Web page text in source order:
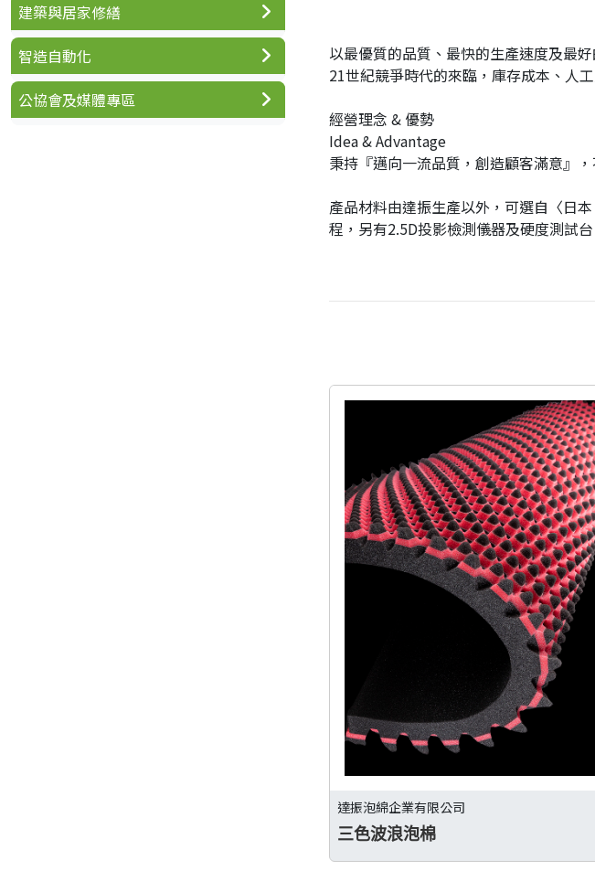
以最優質的品質、最快的生產速度及最
21世紀競爭時代的來臨，庫存成本、人
經營理念 & 優勢
Idea & Advantage
秉持『邁向一流品質，創造顧客滿意』
產品材料由達振生產以外，可選自〈日
程，另有2.5D投影檢測儀器及硬度測試台
達振泡綿企業有限公司
三色波浪泡棉
建築與居家修繕
智造自動化
公協會及媒體專區